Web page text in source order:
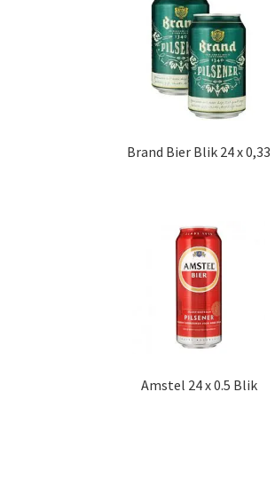
Brand Bier Blik 24 x 0,33
Amstel 24 x 0.5 Blik